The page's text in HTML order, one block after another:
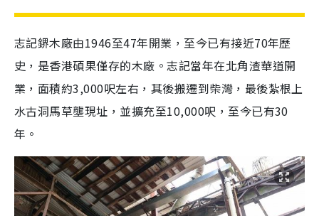
志記鎅木廠由1946至47年開業，至今已有接近70年歷
史，是香港碩果僅存的木廠。志記當年在北角渣華道開
業，面積約3,000呎左右，其後搬遷到柴灣，最後紮根上
水古洞馬草壟現址，並擴充至10,000呎，至今已有30
年。